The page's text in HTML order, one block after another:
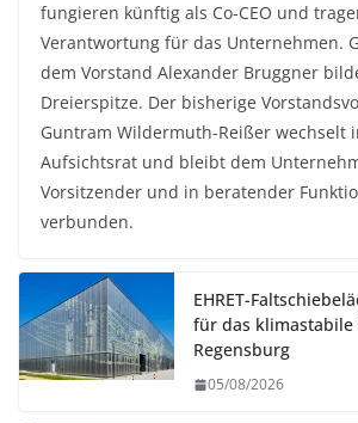
fungieren künftig als Co-CEO und
Verantwortung für das Unternehmen.
dem Vorstand Alexander Bruggner
Dreierspitze. Der bisherige
Guntram Wildermuth-Reißer wechselt
Aufsichtsrat und bleibt dem
Vorsitzender und in beratender
verbunden.
EHRET-
für das
Regensburg
05/08/2026